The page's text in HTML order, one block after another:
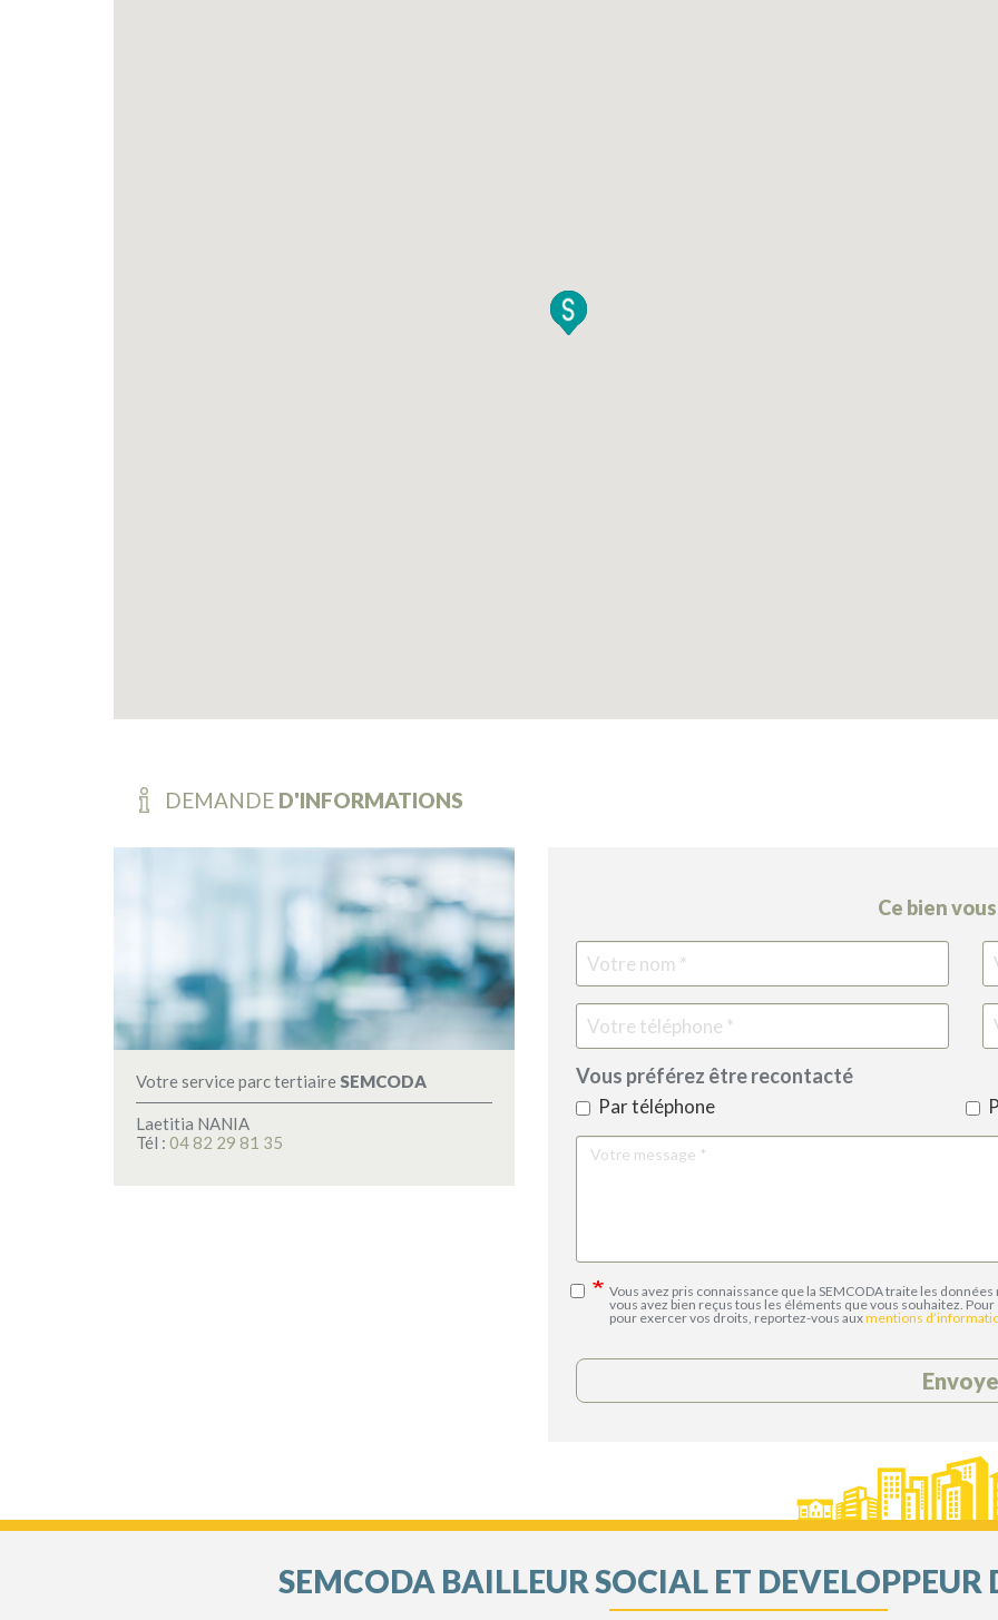
DEMANDE D'INFORMATIONS
Votre service parc tertiaire SEMCODA
Laetitia NANIA
Tél : 04 82 29 81 35
Ce bien
Votre
nom
Vous préférez être recontacté
Par téléphone
Votre
message
Vous avez pris connaissance que la SEMCODA traite les
vous avez bien reçus tous les éléments que vous souhaitez.
pour exercer vos droits, reportez-vous auxmentions
SEMCODA BAILLEUR SOCIAL ET DEVELOPPEUR